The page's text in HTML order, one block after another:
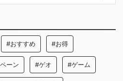
#おすすめ #お得
ーン #ゲオ #ゲーム